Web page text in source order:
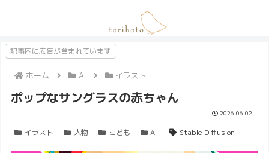
記事内に広告が含まれています
ホーム AI イラスト
ポップなサングラスの赤ちゃん
2026.06.02
イラスト 人物 こども AI Stable Diffusion